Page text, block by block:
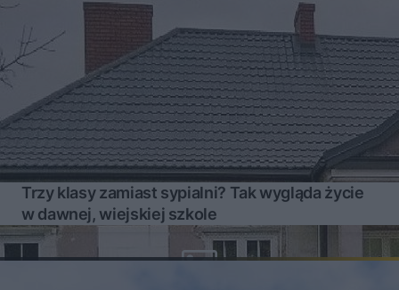
Trzy klasy zamiast sypialni? Tak wygląda życie
w dawnej, wiejskiej szkole